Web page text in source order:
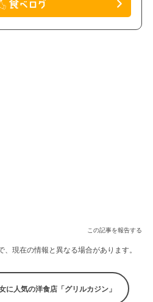
この記事を報告する
現在の情報と異なる場合があります。
に人気の洋食店「グリルカジン」